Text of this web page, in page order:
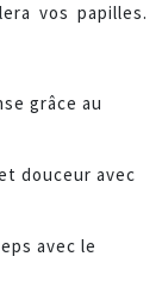
vos papilles.
grâce au
douceur avec
avec le